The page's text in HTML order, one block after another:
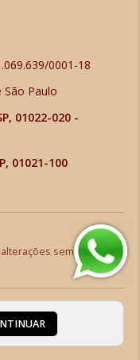
0001-18
Paulo
01022-020 -
01021-100
sem aviso